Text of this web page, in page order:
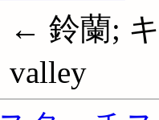
← 鈴蘭;
valley